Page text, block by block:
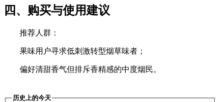
四、购买与使用建议‌
推荐人群‌：
果味用户寻求低刺激转型烟草味者；
偏好清甜香气但排斥香精感的中度烟民。
历史上的今天